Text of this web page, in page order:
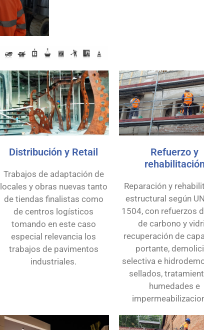
Distribución y Retail
Trabajos de adaptación de
locales y obras nuevas tanto
de tiendas finalistas como
de centros logísticos
tomando en este caso
especial relevancia los
trabajos de pavimentos
industriales.
Refuerzo y
rehabilitación
Reparación y
estructural según
1504, con refuerzos
de carbono y
recuperación de
portante,
selectiva e
sellados,
humedades e